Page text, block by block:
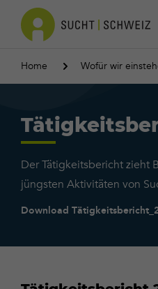
Home Wofür wir
Der Tätigkeitsbericht zieht
jüngsten Aktivitäten von
Download